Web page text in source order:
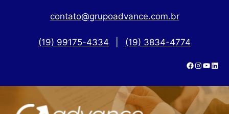
contato@grupoadvance.com.br
(19) 99175-4334 (19) 3834-4774